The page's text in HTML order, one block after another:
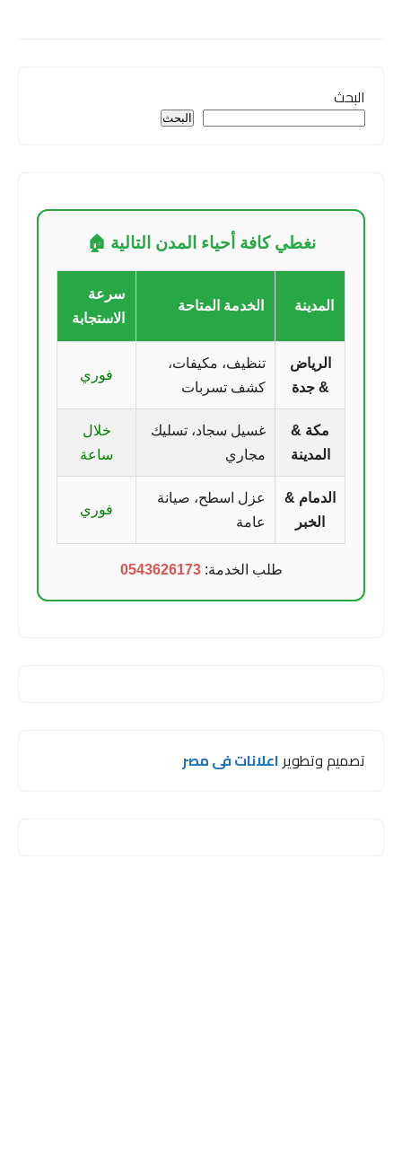
البحث
البحث
نغطي كافة أحياء المدن التالية 🏠
المدينة الخدمة المتاحة
سرعة
الاستجابة
الرياض
& جدة
تنظيف، مكيفات،
كشف تسربات
فوري
مكة &
المدينة
غسيل سجاد، تسليك
مجاري
خلال
ساعة
الدمام &
الخبر
عزل اسطح، صيانة
عامة
فوري
طلب الخدمة:0543626173
تصميم وتطويراعلانات فى مصر